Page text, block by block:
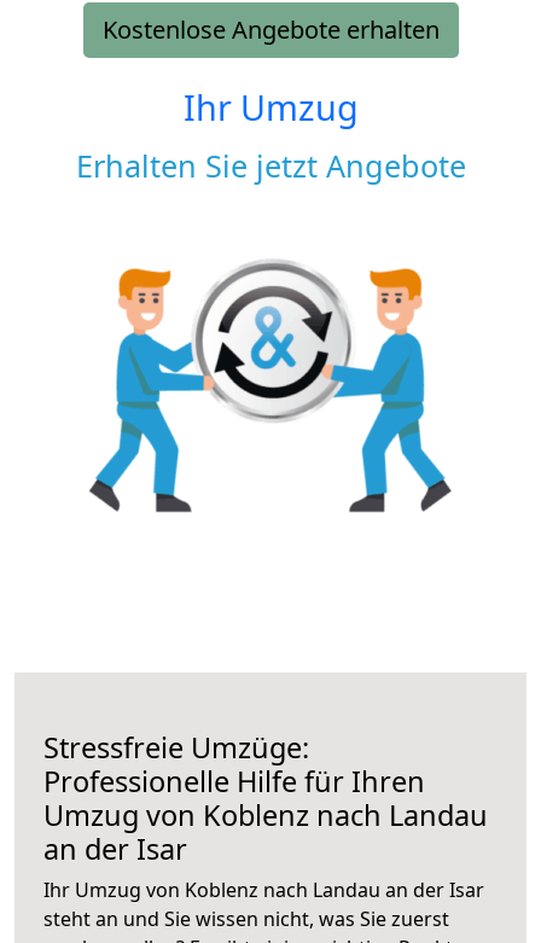
Kostenlose Angebote erhalten
Ihr Umzug
Erhalten Sie jetzt Angebote
Stressfreie Umzüge:
Professionelle Hilfe für Ihren
Umzug von Koblenz nach Landau
an der Isar
Ihr Umzug von Koblenz nach Landau an der Isar
steht an und Sie wissen nicht, was Sie zuerst